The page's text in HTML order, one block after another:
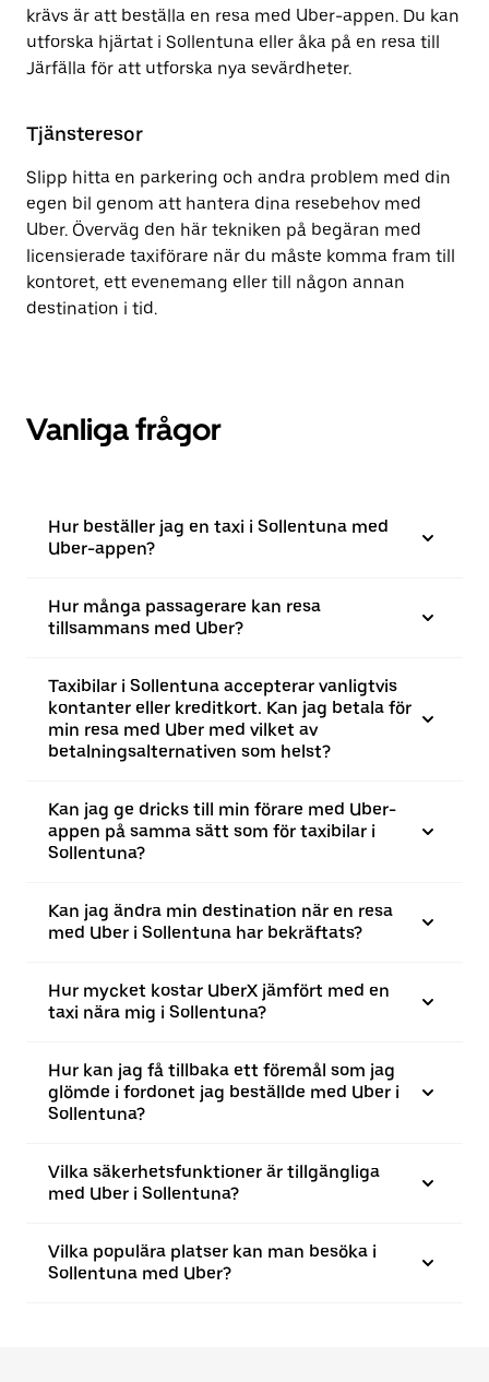
krävs är att beställa en resa med Uber-appen. Du kan
utforska hjärtat i Sollentuna eller åka på en resa till
Järfälla för att utforska nya sevärdheter.
Tjänsteresor
Slipp hitta en parkering och andra problem med din
egen bil genom att hantera dina resebehov med
Uber. Överväg den här tekniken på begäran med
licensierade taxiförare när du måste komma fram till
kontoret, ett evenemang eller till någon annan
destination i tid.
Vanliga frågor
Hur beställer jag en taxi i Sollentuna med
Uber-appen?
Hur många passagerare kan resa
tillsammans med Uber?
Taxibilar i Sollentuna accepterar vanligtvis
kontanter eller kreditkort. Kan jag betala för
min resa med Uber med vilket av
betalningsalternativen som helst?
Kan jag ge dricks till min förare med Uber-
appen på samma sätt som för taxibilar i
Sollentuna?
Kan jag ändra min destination när en resa
med Uber i Sollentuna har bekräftats?
Hur mycket kostar UberX jämfört med en
taxi nära mig i Sollentuna?
Hur kan jag få tillbaka ett föremål som jag
glömde i fordonet jag beställde med Uber i
Sollentuna?
Vilka säkerhetsfunktioner är tillgängliga
med Uber i Sollentuna?
Vilka populära platser kan man besöka i
Sollentuna med Uber?